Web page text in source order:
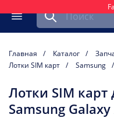
Меню
Найти запчасть
Главная Каталог
Лотки SIM карт
Samsung
Лотки SIM
Samsung